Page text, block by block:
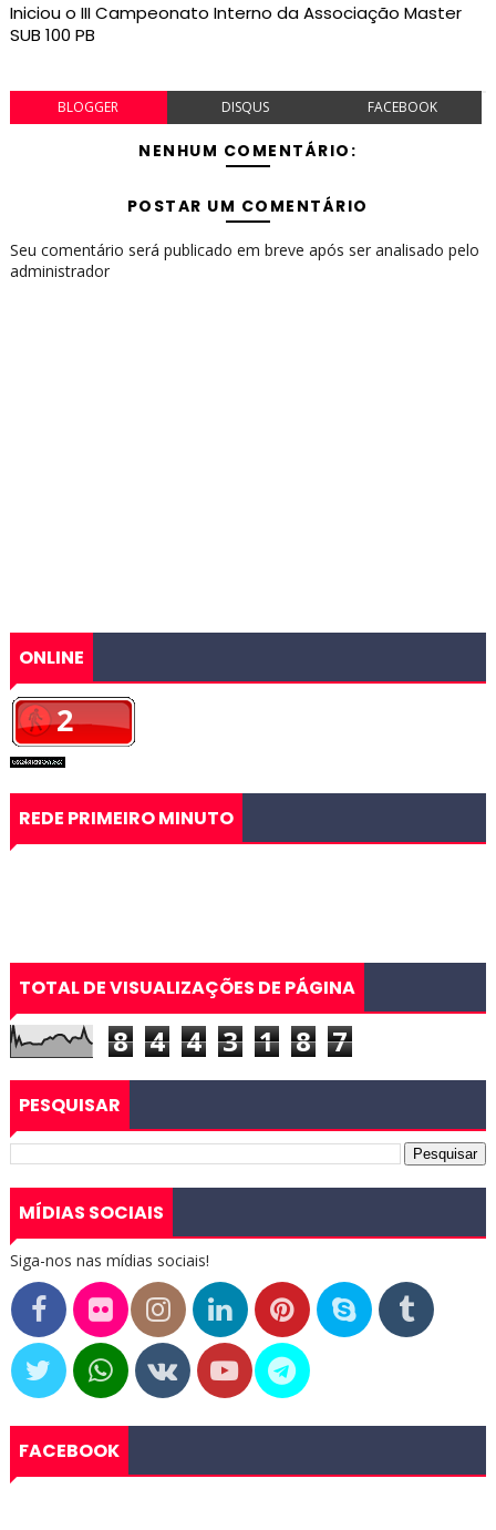
Iniciou o III Campeonato Interno da Associação Master
SUB 100 PB
BLOGGER DISQUS FACEBOOK
NENHUM COMENTÁRIO:
POSTAR UM COMENTÁRIO
Seu comentário será publicado em breve após ser analisado pelo
administrador
ONLINE
REDE PRIMEIRO MINUTO
TOTAL DE VISUALIZAÇÕES DE PÁGINA
8 4 4 3 1 8 7
PESQUISAR
MÍDIAS SOCIAIS
Siga-nos nas mídias sociais!
FACEBOOK